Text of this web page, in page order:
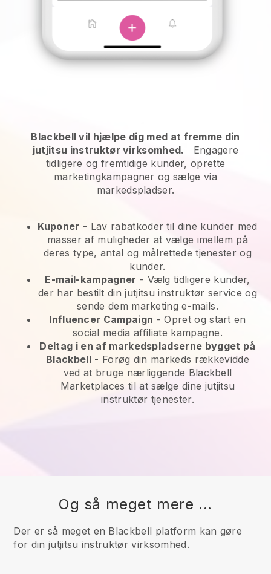
Blackbell vil hjælpe dig med at fremme din
jutjitsu instruktør virksomhed.
Engagere
tidligere og fremtidige kunder, oprette
marketingkampagner og sælge via
markedspladser.
Kuponer - Lav rabatkoder til dine kunder med
masser af muligheder at vælge imellem på
deres type, antal og målrettede tjenester og
kunder.
E-mail-kampagner - Vælg tidligere kunder,
der har bestilt din jutjitsu instruktør service og
sende dem marketing e-mails.
Influencer Campaign - Opret og start en
social media affiliate kampagne.
Deltag i en af markedspladserne bygget på
Blackbell- Forøg din markeds rækkevidde
ved at bruge nærliggende Blackbell
Marketplaces til at sælge dine jutjitsu
instruktør tjenester.
Og så meget mere ...
Der er så meget en Blackbell platform kan gøre
for din jutjitsu instruktør virksomhed.